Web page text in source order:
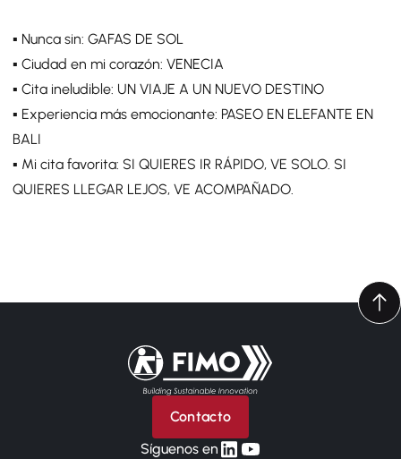
▪️ Nunca sin: GAFAS DE SOL
▪️ Ciudad en mi corazón: VENECIA
▪️ Cita ineludible: UN VIAJE A UN NUEVO DESTINO
▪️ Experiencia más emocionante: PASEO EN ELEFANTE EN
BALI
▪️ Mi cita favorita: SI QUIERES IR RÁPIDO, VE SOLO. SI
QUIERES LLEGAR LEJOS, VE ACOMPAÑADO.
Volver a la página principal
Contacto
Síguenos enlinkedin
yt